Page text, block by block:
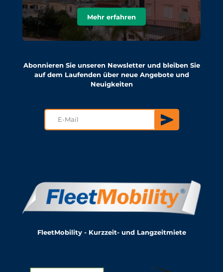
Mehr erfahren
Abonnieren Sie unseren Newsletter und bleiben Sie
auf dem Laufenden über neue Angebote und
Neuigkeiten
FleetMobility - Kurzzeit- und Langzeitmiete